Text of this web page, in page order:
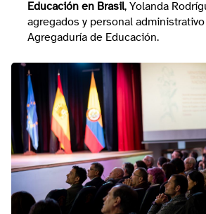
Educación en Brasil, Yolanda
agregados y personal
Agregaduría de Educación.